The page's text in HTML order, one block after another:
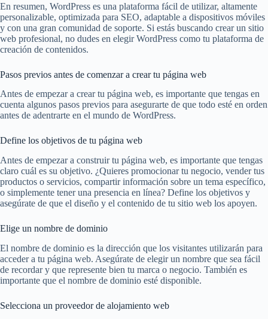
En resumen, WordPress es una plataforma fácil de utilizar, altamente
personalizable, optimizada para SEO, adaptable a dispositivos móviles
y con una gran comunidad de soporte. Si estás buscando crear un sitio
web profesional, no dudes en elegir WordPress como tu plataforma de
creación de contenidos.
Pasos previos antes de comenzar a crear tu página web
Antes de empezar a crear tu página web, es importante que tengas en
cuenta algunos pasos previos para asegurarte de que todo esté en orden
antes de adentrarte en el mundo de WordPress.
Define los objetivos de tu página web
Antes de empezar a construir tu página web, es importante que tengas
claro cuál es su objetivo. ¿Quieres promocionar tu negocio, vender tus
productos o servicios, compartir información sobre un tema específico,
o simplemente tener una presencia en línea? Define los objetivos y
asegúrate de que el diseño y el contenido de tu sitio web los apoyen.
Elige un nombre de dominio
El nombre de dominio es la dirección que los visitantes utilizarán para
acceder a tu página web. Asegúrate de elegir un nombre que sea fácil
de recordar y que represente bien tu marca o negocio. También es
importante que el nombre de dominio esté disponible.
Selecciona un proveedor de alojamiento web